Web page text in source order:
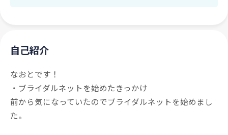
自己紹介
なおとです！
・ブライダルネットを始めたきっかけ
前から気になっていたのでブライダルネットを始めまし
た。